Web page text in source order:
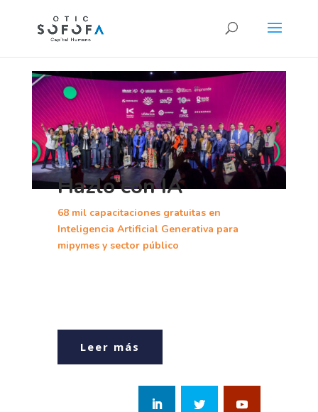
Hazlo con IA
68 mil capacitaciones gratuitas en
Inteligencia Artificial Generativa para
mipymes y sector público
Leer más